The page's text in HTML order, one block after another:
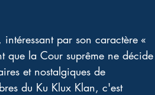
par son caractère «
que la Cour suprême ne décide
et nostalgiques de
du Ku Klux Klan, c'est